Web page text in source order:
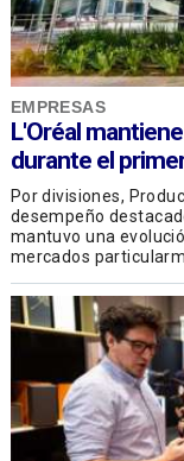
EMPRESAS
L'Oréal
durante el
Por divisiones,
desempeño
mantuvo una
mercados